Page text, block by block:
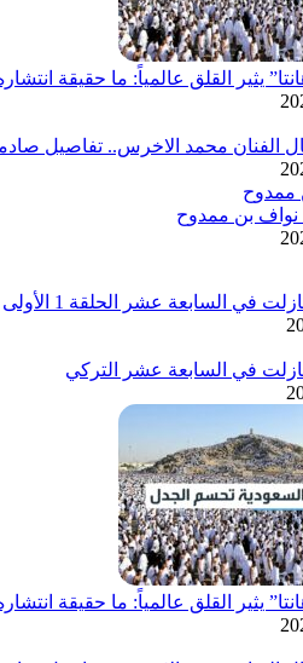
يثير القلق عالمياً: ما حقيقة
الفنان محمد الاخرس.. تفاصيل
بن ممدوح
في السابعة عشر الحلقة 1 الأولى
في السابعة عشر التركي
يثير القلق عالمياً: ما حقيقة